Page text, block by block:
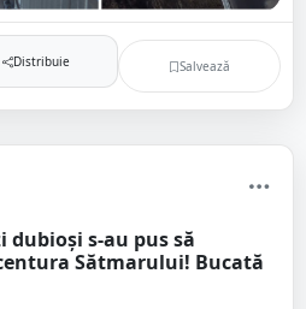
Distribuie Salvează
dubioși s-au pus să
Sătmarului! Bucată